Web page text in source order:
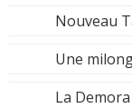
Nouveau
Une
La Demora